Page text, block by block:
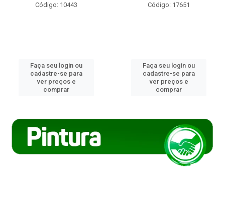
Código: 10443
Faça seu login ou
cadastre-se para
ver preços e
comprar
Código: 17651
Faça seu login ou
cadastre-se para
ver preços e
comprar